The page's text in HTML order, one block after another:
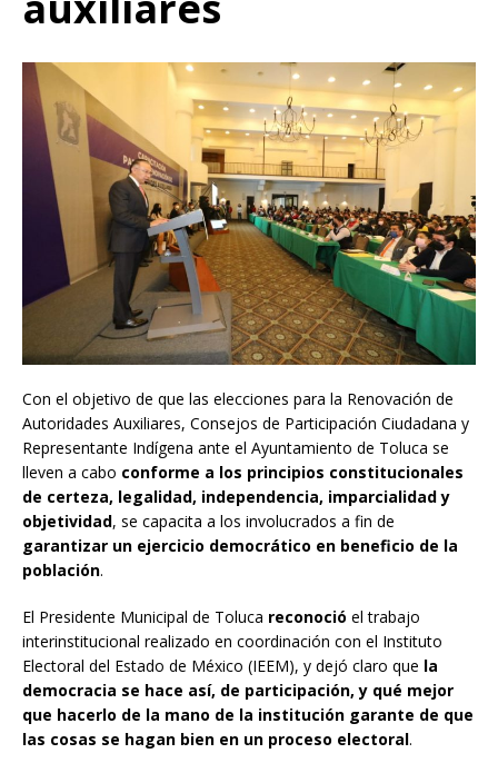
Con el objetivo de que las elecciones para la Renovación de
Autoridades Auxiliares, Consejos de Participación Ciudadana y
Representante Indígena ante el Ayuntamiento de Toluca se
lleven a cabo conforme a los principios constitucionales
de certeza, legalidad, independencia, imparcialidad y
objetividad, se capacita a los involucrados a fin de
garantizar un ejercicio democrático en beneficio de la
población.
El Presidente Municipal de Toluca reconoció el trabajo
interinstitucional realizado en coordinación con el Instituto
Electoral del Estado de México (IEEM), y dejó claro que la
democracia se hace así, de participación, y qué mejor
que hacerlo de la mano de la institución garante de que
las cosas se hagan bien en un proceso electoral.